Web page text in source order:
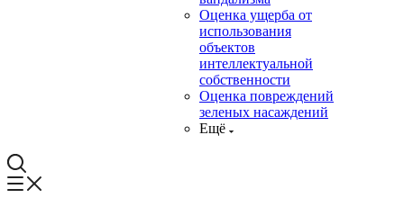
Оценка ущерба от
использования
объектов
интеллектуальной
собственности
Оценка повреждений
зеленых насаждений
Ещё